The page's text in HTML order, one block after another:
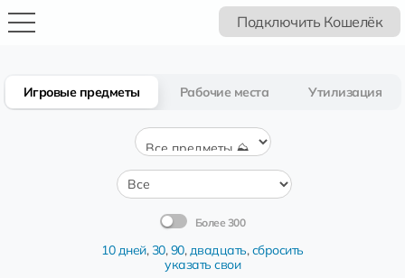
Подключить Кошелёк
Игровые предметы Рабочие места Утилизация
Более 300
10 дней,30,90,двадцать,сбросить
указать свои